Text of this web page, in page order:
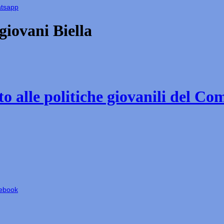
Biella
alle politiche giovanili del